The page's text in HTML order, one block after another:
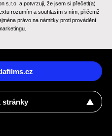
s.r.o. a potvrzuji, že jsem si přečetl(a)
rozumím a souhlasím s ním, přičemž
právo na námitky proti provádění
stránky